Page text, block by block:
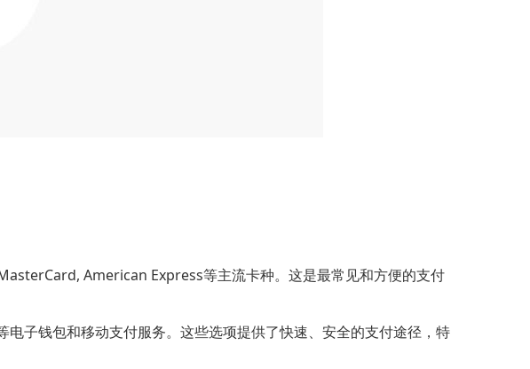
American Express等主流卡种。这是最常见和方便的支付
子钱包和移动支付服务。这些选项提供了快速、安全的支付途径，特